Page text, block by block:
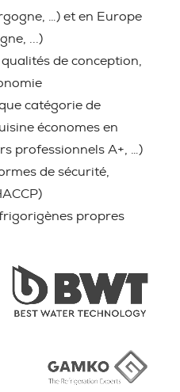
…) et en Europe
...)
de conception,
catégorie de
économes en
professionnels A+, …)
de sécurité,
propres